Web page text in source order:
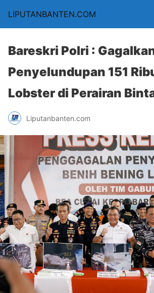
LIPUTANBANTEN.COM
Bareskri Polri :
Penyelundupan 151
Lobster di Perairan
Liputanbanten.com